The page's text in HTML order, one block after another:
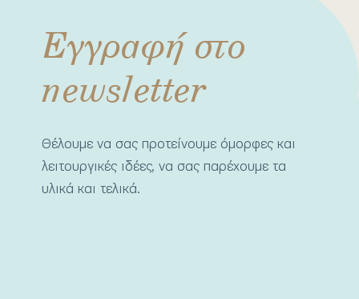
Εγγραφή στο
newsletter
Θέλουμε να σας προτείνουμε όμορφες και
λειτουργικές ιδέες, να σας παρέχουμε τα
υλικά και τελικά.